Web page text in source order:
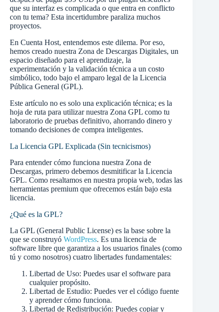
que su interfaz es complicada o que entra en conflicto
con tu tema? Esta incertidumbre paraliza muchos
proyectos.
En Cuenta Host, entendemos este dilema. Por eso,
hemos creado nuestra Zona de Descargas Digitales, un
espacio diseñado para el aprendizaje, la
experimentación y la validación técnica a un costo
simbólico, todo bajo el amparo legal de la Licencia
Pública General (GPL).
Este artículo no es solo una explicación técnica; es la
hoja de ruta para utilizar nuestra Zona GPL como tu
laboratorio de pruebas definitivo, ahorrando dinero y
tomando decisiones de compra inteligentes.
La Licencia GPL Explicada (Sin tecnicismos)
Para entender cómo funciona nuestra Zona de
Descargas, primero debemos desmitificar la Licencia
GPL. Como resaltamos en nuestra propia web, todas las
herramientas premium que ofrecemos están bajo esta
licencia.
¿Qué es la GPL?
La GPL (General Public License) es la base sobre la
que se construyó WordPress. Es una licencia de
software libre que garantiza a los usuarios finales (como
tú y como nosotros) cuatro libertades fundamentales:
Libertad de Uso: Puedes usar el software para
cualquier propósito.
Libertad de Estudio: Puedes ver el código fuente
y aprender cómo funciona.
Libertad de Redistribución: Puedes copiar y